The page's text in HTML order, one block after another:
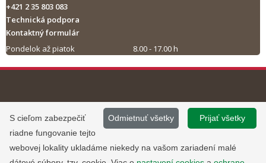
+421 2 35 803 083
Technická podpora
Kontaktný formulár
Pondelok až piatok
8.00 - 17.00 h
Tlač obsahu
©2013 - 2026, Slovensko.sk
Informácie zverejnené na portáli
majú informatívny charakter.
Prevádzku stránky
www.slovensko.sk a správu jej
obsahu zabezpečuje
Prijať všetky
Odmietnuť všetky
S cieľom zabezpečiť
riadne fungovanie tejto
webovej lokality ukladáme niekedy na vašom zariadení malé